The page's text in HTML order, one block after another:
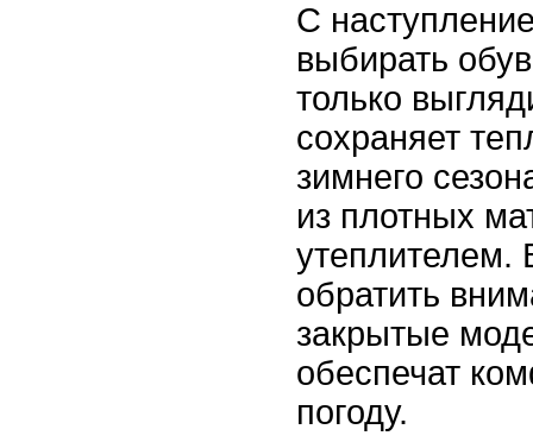
С
выбирать
только
сохраняет
зимнего
из плотных
утеплителем.
обратить
закрытые
обеспечат
погоду.